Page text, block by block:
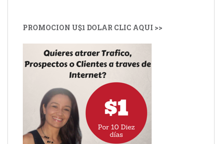
PROMOCION U$1 DOLAR CLIC AQUI >>